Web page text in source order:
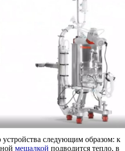
устройства следующим образом: к
мешалкой подводится тепло, в